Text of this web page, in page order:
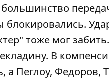
блокировались.
тоже мог
В
а Пеглоу, Федоров,